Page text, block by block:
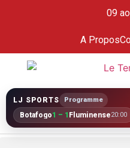
09
A Propos
LJ SPORTS Programme
Botafogo1 – 1 Fluminense20:00